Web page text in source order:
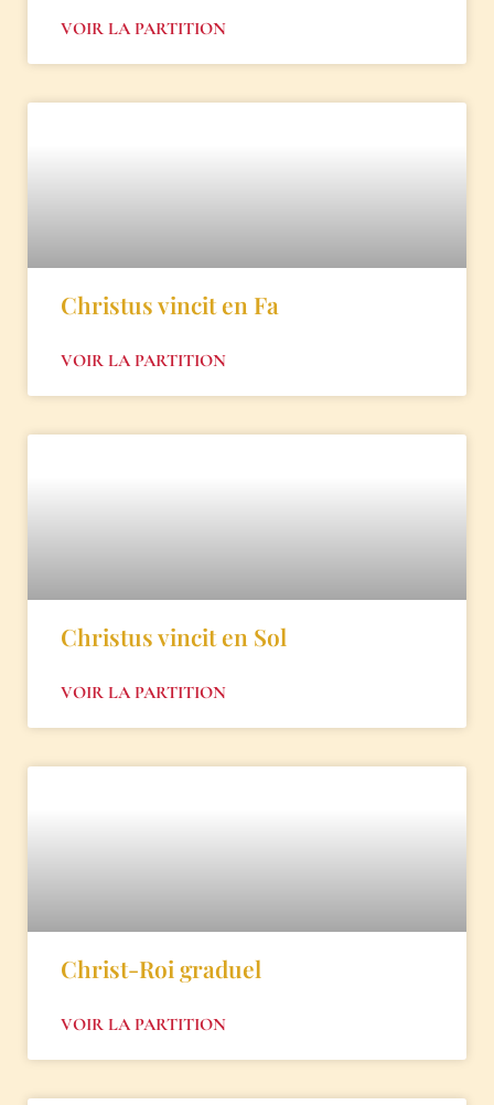
VOIR LA PARTITION
Christus vincit en Fa
VOIR LA PARTITION
Christus vincit en Sol
VOIR LA PARTITION
Christ-Roi graduel
VOIR LA PARTITION